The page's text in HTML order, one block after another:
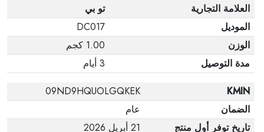
العلامة التجارية
تو بي
الموديل
DC017
الوزن
1.00 كجم
مدة التوصيل
3 أيام
KMIN
09ND9HQUOLGQKEK
الضمان
عام
تاريخ توفر أول منتج
21 أبريل 2026